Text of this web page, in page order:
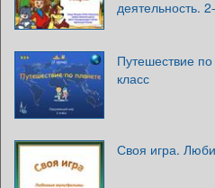
деятельность.
Путешествие
класс
Своя игра.